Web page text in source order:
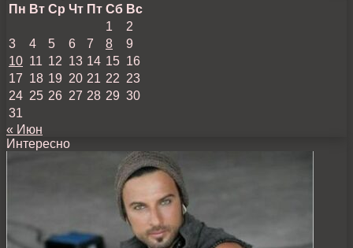
Пн Вт Ср Чт Пт Сб Вс
1
2
3
4 5 6 7 8
9
10 11 12 13 14 15 16
17 18 19 20 21 22 23
24 25 26 27 28 29 30
31
« Июн
Интересно